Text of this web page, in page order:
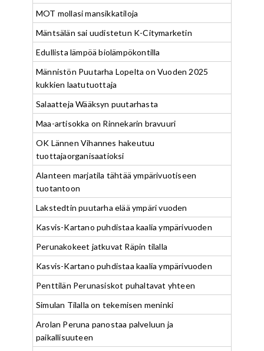
MOT mollasi mansikkatiloja
Mäntsälän sai uudistetun K-Citymarketin
Edullista lämpöä biolämpökontilla
Männistön Puutarha Lopelta on Vuoden 2025
kukkien laatutuottaja
Salaatteja Wääksyn puutarhasta
Maa-artisokka on Rinnekarin bravuuri
OK Lännen Vihannes hakeutuu
tuottajaorganisaatioksi
Alanteen marjatila tähtää ympärivuotiseen
tuotantoon
Lakstedtin puutarha elää ympäri vuoden
Kasvis-Kartano puhdistaa kaalia ympärivuoden
Perunakokeet jatkuvat Räpin tilalla
Kasvis-Kartano puhdistaa kaalia ympärivuoden
Penttilän Perunasiskot puhaltavat yhteen
Simulan Tilalla on tekemisen meninki
Arolan Peruna panostaa palveluun ja
paikallisuuteen